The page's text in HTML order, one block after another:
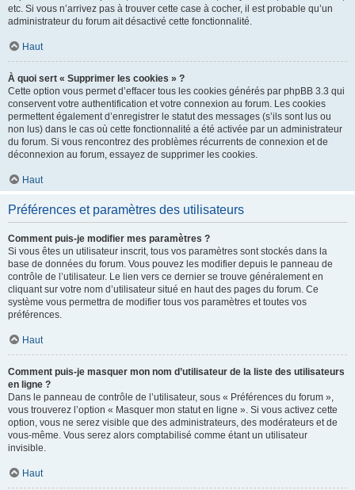
etc. Si vous n’arrivez pas à trouver cette case à cocher, il est probable qu’un
administrateur du forum ait désactivé cette fonctionnalité.
Haut
À quoi sert « Supprimer les cookies » ?
Cette option vous permet d’effacer tous les cookies générés par phpBB 3.3 qui
conservent votre authentification et votre connexion au forum. Les cookies
permettent également d’enregistrer le statut des messages (s’ils sont lus ou
non lus) dans le cas où cette fonctionnalité a été activée par un administrateur
du forum. Si vous rencontrez des problèmes récurrents de connexion et de
déconnexion au forum, essayez de supprimer les cookies.
Haut
Préférences et paramètres des utilisateurs
Comment puis-je modifier mes paramètres ?
Si vous êtes un utilisateur inscrit, tous vos paramètres sont stockés dans la
base de données du forum. Vous pouvez les modifier depuis le panneau de
contrôle de l’utilisateur. Le lien vers ce dernier se trouve généralement en
cliquant sur votre nom d’utilisateur situé en haut des pages du forum. Ce
système vous permettra de modifier tous vos paramètres et toutes vos
préférences.
Haut
Comment puis-je masquer mon nom d’utilisateur de la liste des utilisateurs
en ligne ?
Dans le panneau de contrôle de l’utilisateur, sous « Préférences du forum »,
vous trouverez l’option « Masquer mon statut en ligne ». Si vous activez cette
option, vous ne serez visible que des administrateurs, des modérateurs et de
vous-même. Vous serez alors comptabilisé comme étant un utilisateur
invisible.
Haut